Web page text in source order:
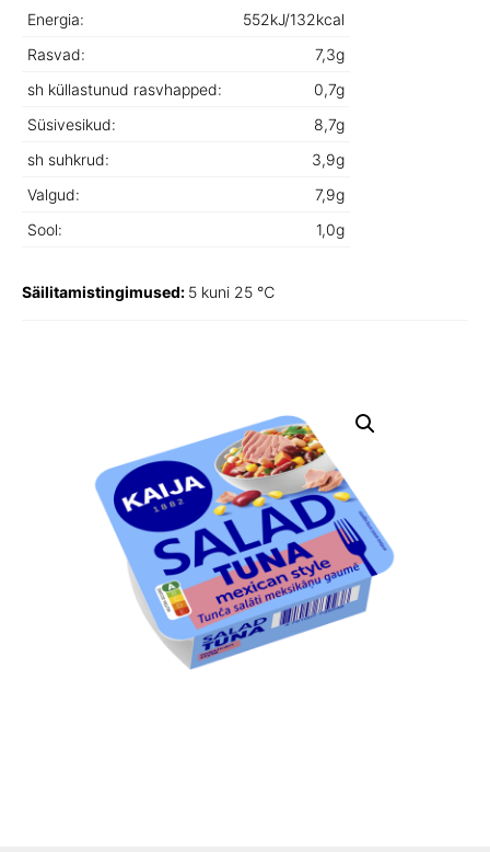
Energia:
552kJ/132kcal
Rasvad:
7,3g
sh küllastunud rasvhapped:
0,7g
Süsivesikud:
8,7g
sh suhkrud:
3,9g
Valgud:
7,9g
Sool:
1,0g
Säilitamistingimused: 5 kuni 25 ℃